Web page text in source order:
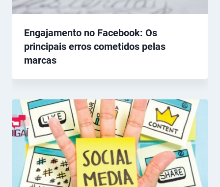
Engajamento no Facebook: Os
principais erros cometidos pelas
marcas